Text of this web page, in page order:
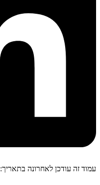
עמוד זה עודכן לאחרונה בתאריך: 26 באוקטובר 2023